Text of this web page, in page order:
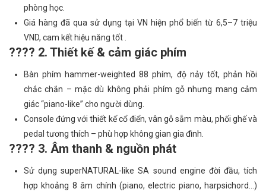
phòng học.
Giá hàng đã qua sử dụng tại VN hiện phổ biến từ 6,5–7 triệu
VND, cam kết hiệu năng tốt .
???? 2. Thiết kế & cảm giác phím
Bàn phím hammer-weighted 88 phím, độ nảy tốt, phản hồi
chắc chắn – mặc dù không phải phím gỗ nhưng mang cảm
giác “piano-like” cho người dùng.
Console đứng với thiết kế cổ điển, vân gỗ sẫm màu, phối ghế và
pedal tương thích – phù hợp không gian gia đình.
???? 3. Âm thanh & nguồn phát
Sử dụng superNATURAL-like SA sound engine đời đầu, tích
hợp khoảng 8 âm chính (piano, electric piano, harpsichord…)